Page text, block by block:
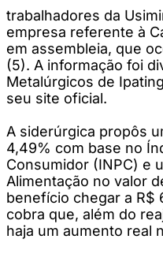
trabalhadores da
empresa referente à
em assembleia, que
(5). A informação foi
Metalúrgicos de
seu site oficial.
A siderúrgica propôs
4,49% com base no
Consumidor (INPC) e
Alimentação no valor
benefício chegar a R$
cobra que, além do
haja um aumento real